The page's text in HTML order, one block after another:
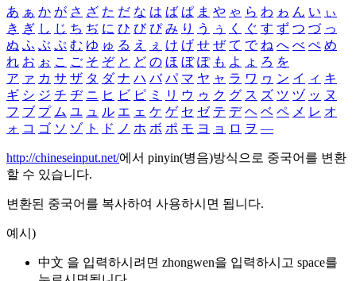
あ ぁ か が さ ざ た だ な は ば ぱ ま や ゃ ら わ ゎ ん い ぃ
き ぎ し じ ち ぢ に ひ び ぴ み り う ぅ く ぐ す ず つ づ っ
ぬ ふ ぶ ぷ む ゆ ゅ る え ぇ け げ せ ぜ て で ね へ べ ぺ め
れ お ぉ こ ご そ ぞ と ど の ほ ぼ ぽ も よ ょ ろ を
ア ァ カ サ ザ タ ダ ナ ハ バ パ マ ヤ ャ ラ ワ ヮ ン イ ィ キ
ギ シ ジ チ ヂ ニ ヒ ビ ピ ミ リ ウ ゥ ク グ ス ズ ツ ヅ ッ ヌ
フ ブ プ ム ユ ュ ル エ ェ ケ ゲ セ ゼ テ デ ヘ ベ ペ メ レ オ
ォ コ ゴ ソ ゾ ト ド ノ ホ ボ ポ モ ヨ ョ ロ ヲ ―
http://chineseinput.net/에서 pinyin(병음)방식으로 중국어를 변환
할 수 있습니다.
변환된 중국어를 복사하여 사용하시면 됩니다.
예시)
中文 을 입력하시려면 zhongwen을 입력하시고 space를